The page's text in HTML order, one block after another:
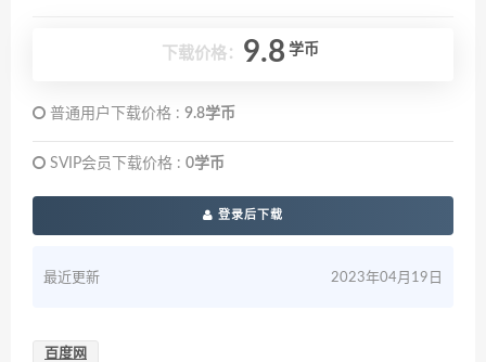
下载价格： 9.8 学币
普通用户下载价格 : 9.8学币
SVIP会员下载价格 : 0学币
登录后下载
最近更新 2023年04月19日
百度网